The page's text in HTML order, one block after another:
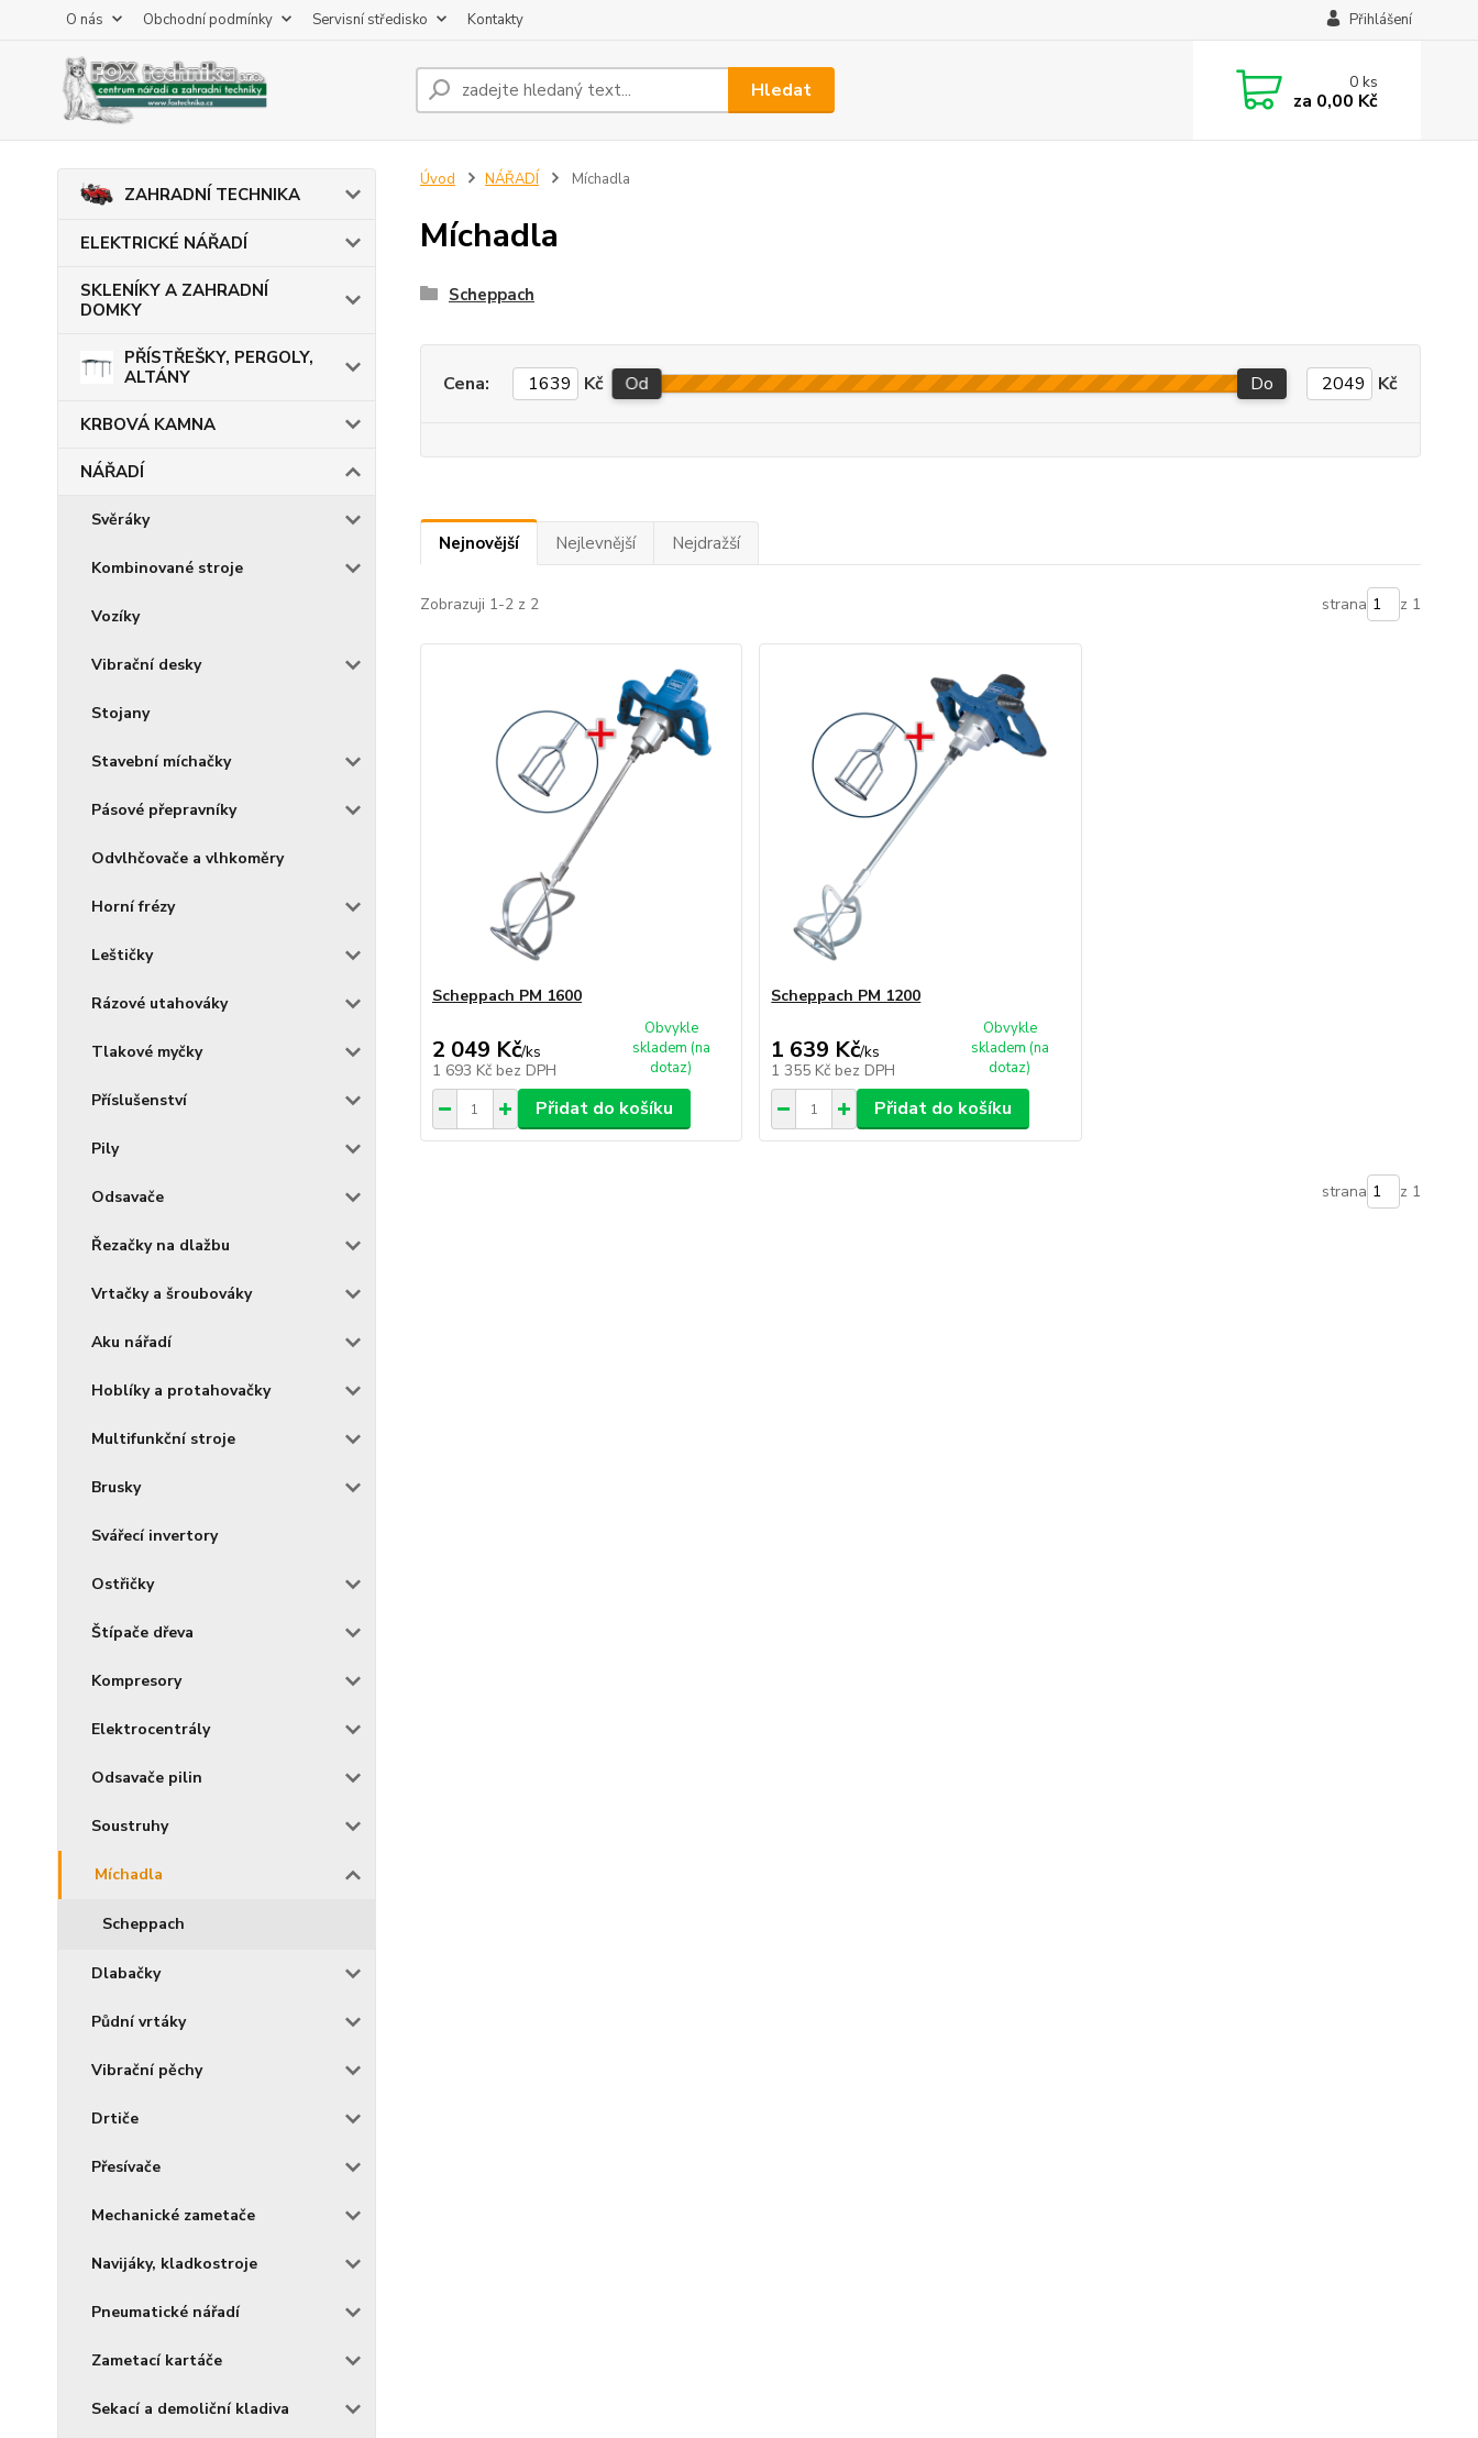
O nás Obchodní podmínky Servisní středisko Kontakty Přihlášení
Hledat 0ks
za 0,00 Kč
ZAHRADNÍ TECHNIKA
ELEKTRICKÉ NÁŘADÍ
SKLENÍKY A ZAHRADNÍ
DOMKY
PŘÍSTŘEŠKY, PERGOLY,
ALTÁNY
KRBOVÁ KAMNA
NÁŘADÍ
Svěráky
Kombinované stroje
Vozíky
Vibrační desky
Stojany
Stavební míchačky
Pásové přepravníky
Odvlhčovače a vlhkoměry
Horní frézy
Leštičky
Rázové utahováky
Tlakové myčky
Příslušenství
Pily
Odsavače
Řezačky na dlažbu
Vrtačky a šroubováky
Aku nářadí
Hoblíky a protahovačky
Multifunkční stroje
Brusky
Svářecí invertory
Ostřičky
Štípače dřeva
Kompresory
Elektrocentrály
Odsavače pilin
Soustruhy
Míchadla
Scheppach
Dlabačky
Půdní vrtáky
Vibrační pěchy
Drtiče
Přesívače
Mechanické zametače
Navijáky, kladkostroje
Pneumatické nářadí
Zametací kartáče
Sekací a demoliční kladiva
Úvod NÁŘADÍ Míchadla
Míchadla
Scheppach
Cena: Kč Od Do Kč
Nejnovější Nejlevnější Nejdražší
Zobrazuji 1-2 z 2 strana z 1
Scheppach PM 1600
2 049 Kč/ks
1 693 Kč bez DPH
Obvykle
skladem (na
dotaz)
Přidat do košíku
Scheppach PM 1200
1 639 Kč/ks
1 355 Kč bez DPH
Obvykle
skladem (na
dotaz)
Přidat do košíku
strana z 1